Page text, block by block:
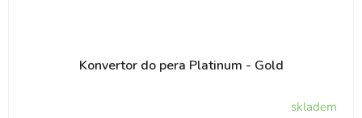
Konvertor do pera Platinum - Gold
skladem